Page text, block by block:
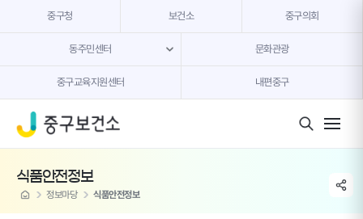
중구청 보건소 중구의회
동주민센터 문화관광
중구교육지원센터 내편중구
식품안전정보
home 정보마당 식품안전정보
share